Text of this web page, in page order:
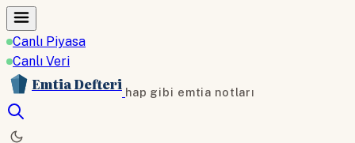
Canlı Piyasa
Canlı Veri
Emtia Defteri hap gibi emtia notları